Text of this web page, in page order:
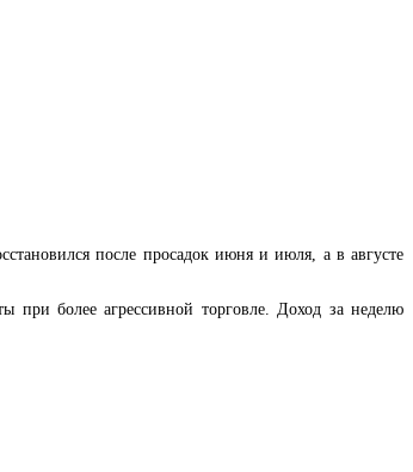
после просадок июня и июля, а в августе
при более агрессивной торговле. Доход за неделю